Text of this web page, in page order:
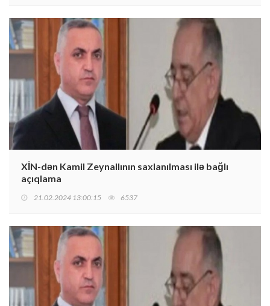
XİN-dən Kamil Zeynallının saxlanılması ilə bağlı
açıqlama
21.02.2024 13:00:15 6537